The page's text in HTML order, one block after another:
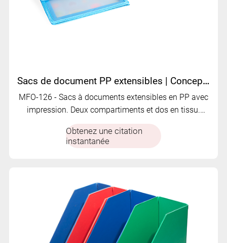
Sacs de document PP extensibles | Conception imprimée | Double compartiments | MFO-126
MFO-126 - Sacs à documents extensibles en PP avec
impression. Deux compartiments et dos en tissu.
Obtenez une citation
instantanée